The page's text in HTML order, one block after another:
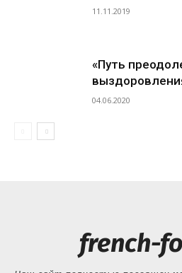
11.11.2019
«Путь
04.06.2020
french-